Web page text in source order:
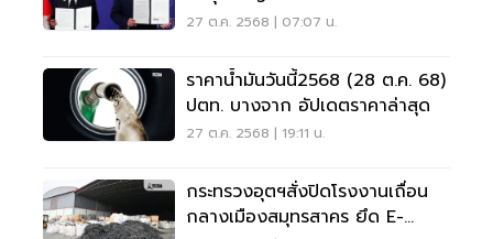
เอิร์ธหรือไม่
27 ต.ค. 2568 | 07:07 น.
ราคาน้ำมันวันนี้2568 (28 ต.ค. 68)
ปตท. บางจาก อัปเดตราคาล่าสุด
27 ต.ค. 2568 | 19:11 น.
กระทรวงอุตฯสั่งปิดโรงงานเถื่อน
กลางเมืองสมุทรสาคร ยึด E-